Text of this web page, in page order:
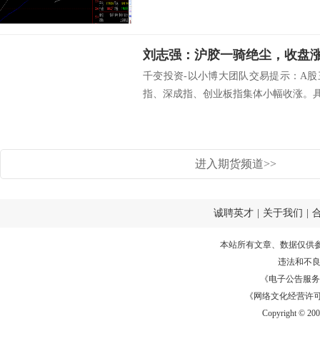
刘志强：沪胶一骑绝尘，收盘
千变投资-以小博大团队交易提示：A
指、深成指、创业板指集体小幅收涨。
进入期货频道>>
诚聘英才 关于我们
本站所有文章、数据仅供
违法和不
《电子公告服务
《网络文化经营许
Copyright ©